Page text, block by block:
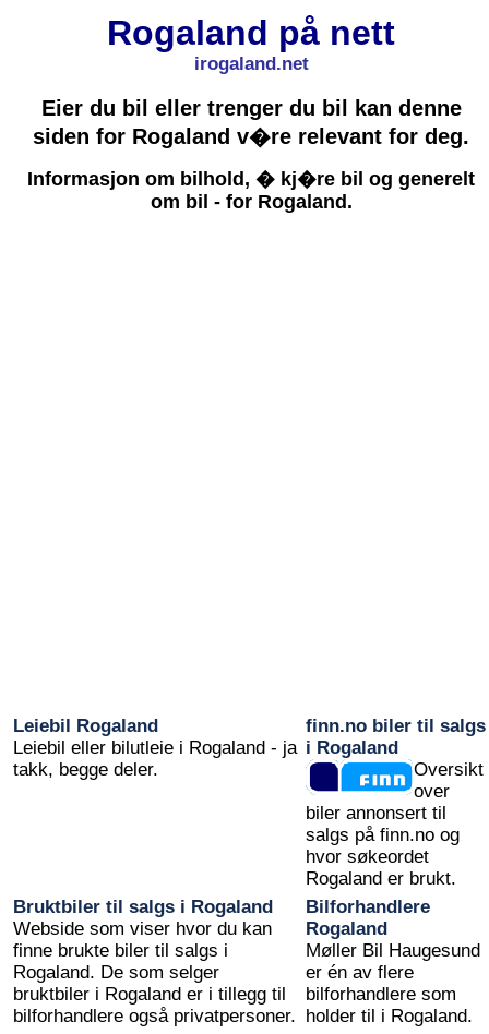
Rogaland på nett
irogaland.net
Eier du bil eller trenger du bil kan denne
siden for Rogaland v�re relevant for deg.
Informasjon om bilhold, � kj�re bil og generelt
om bil - for Rogaland.
Leiebil Rogaland
Leiebil eller bilutleie i Rogaland - ja
takk, begge deler.
finn.no biler til salgs
i Rogaland
Oversikt
over
biler annonsert til
salgs på finn.no og
hvor søkeordet
Rogaland er brukt.
Bruktbiler til salgs i Rogaland
Webside som viser hvor du kan
finne brukte biler til salgs i
Rogaland. De som selger
bruktbiler i Rogaland er i tillegg til
bilforhandlere også privatpersoner.
Bilforhandlere
Rogaland
Møller Bil Haugesund
er én av flere
bilforhandlere som
holder til i Rogaland.